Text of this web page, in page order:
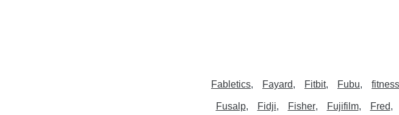
Fabletics Fayard Fitbit Fubu
Fusalp Fidji Fisher Fujifilm Fred